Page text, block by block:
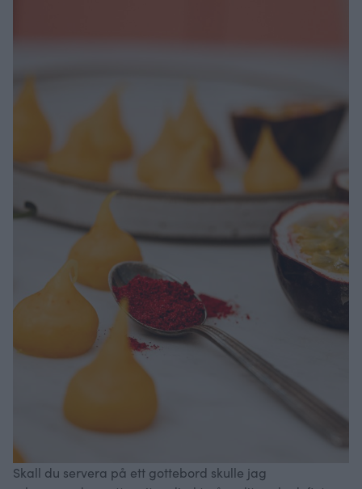
Skall du servera på ett gottebord skulle jag